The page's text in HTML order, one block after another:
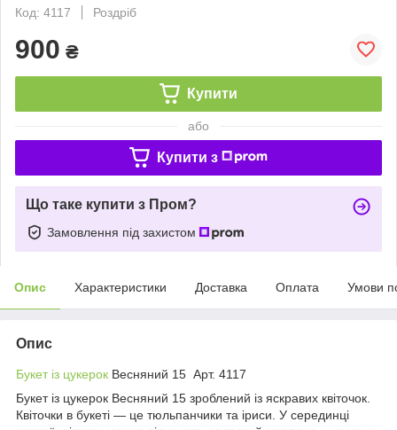
Код: 4117
Роздріб
900 ₴
Купити
або
Купити з
Що таке купити з Пром?
Замовлення під захистом
Опис Характеристики Доставка Оплата Умови
Опис
Букет із цукерок Весняний 15 Арт. 4117
Букет із цукерок Весняний 15 зроблений із яскравих квіточок.
Квіточки в букеті — це тюльпанчики та іриси. У серединці